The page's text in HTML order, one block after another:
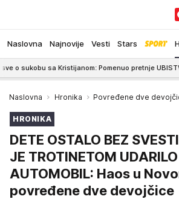
Naslovna Najnovije Vesti Stars
sukobu sa Kristijanom: Pomenuo pretnje UBISTVOM
Naslovna Hronika Povređene dve
HRONIKA
DETE OSTALO BEZ
JE TROTINETOM
AUTOMOBIL: Haos u
povređene dve devojčice